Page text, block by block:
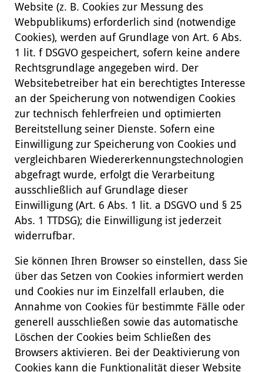
Website (z. B. Cookies zur Messung des
Webpublikums) erforderlich sind (notwendige
Cookies), werden auf Grundlage von Art. 6 Abs.
1 lit. f DSGVO gespeichert, sofern keine andere
Rechtsgrundlage angegeben wird. Der
Websitebetreiber hat ein berechtigtes Interesse
an der Speicherung von notwendigen Cookies
zur technisch fehlerfreien und optimierten
Bereitstellung seiner Dienste. Sofern eine
Einwilligung zur Speicherung von Cookies und
vergleichbaren Wiedererkennungstechnologien
abgefragt wurde, erfolgt die Verarbeitung
ausschließlich auf Grundlage dieser
Einwilligung (Art. 6 Abs. 1 lit. a DSGVO und § 25
Abs. 1 TTDSG); die Einwilligung ist jederzeit
widerrufbar.
Sie können Ihren Browser so einstellen, dass Sie
über das Setzen von Cookies informiert werden
und Cookies nur im Einzelfall erlauben, die
Annahme von Cookies für bestimmte Fälle oder
generell ausschließen sowie das automatische
Löschen der Cookies beim Schließen des
Browsers aktivieren. Bei der Deaktivierung von
Cookies kann die Funktionalität dieser Website